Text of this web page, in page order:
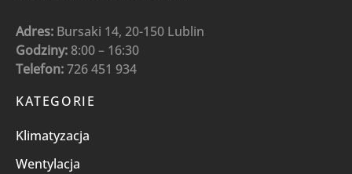
Adres: Bursaki 14, 20-150 Lublin
Godziny: 8:00 – 16:30
Telefon:726 451 934
KATEGORIE
Klimatyzacja
Wentylacja